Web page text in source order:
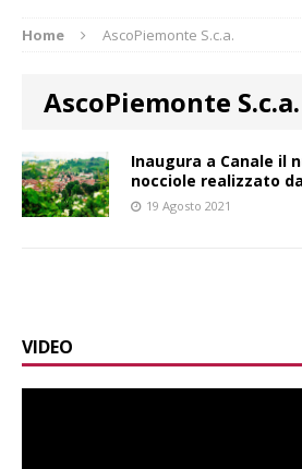
Home AscoPiemonte S.c.a.
AscoPiemonte S.c.a.
Inaugura a Canale il
nocciole realizzato
19 Agosto 2021
VIDEO